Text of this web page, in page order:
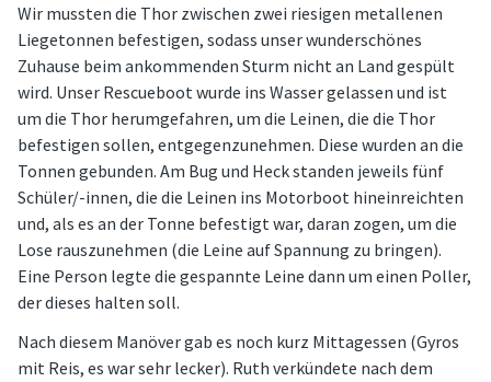
Wir mussten die Thor zwischen zwei riesigen metallenen
Liegetonnen befestigen, sodass unser wunderschönes
Zuhause beim ankommenden Sturm nicht an Land gespült
wird. Unser Rescueboot wurde ins Wasser gelassen und ist
um die Thor herumgefahren, um die Leinen, die die Thor
befestigen sollen, entgegenzunehmen. Diese wurden an die
Tonnen gebunden. Am Bug und Heck standen jeweils fünf
Schüler/-innen, die die Leinen ins Motorboot hineinreichten
und, als es an der Tonne befestigt war, daran zogen, um die
Lose rauszunehmen (die Leine auf Spannung zu bringen).
Eine Person legte die gespannte Leine dann um einen Poller,
der dieses halten soll.
Nach diesem Manöver gab es noch kurz Mittagessen (Gyros
mit Reis, es war sehr lecker). Ruth verkündete nach dem